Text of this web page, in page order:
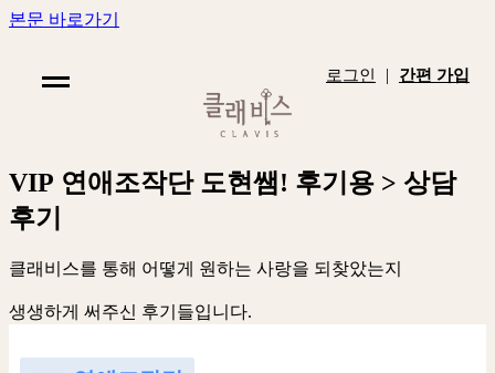
본문 바로가기
로그인 | 간편 가입
VIP 연애 조작단 도현쌤! 후기 용 > 상담
후기
클래 비 스를 통해 어 떻게 원하는 사랑을 되 찾았는지
생생하게 써 주신 후기 들입니 다.